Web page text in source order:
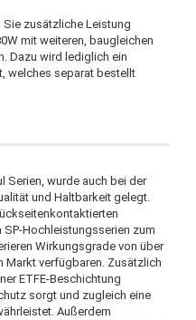
zusätzliche Leistung
mit weiteren, baugleichen
Dazu wird lediglich ein
welches separat bestellt
Serien, wurde auch bei der
und Haltbarkeit gelegt.
SP-Hochleistungsserien zum
Wirkungsgrade von über
Markt verfügbaren. Zusätzlich
ETFE-Beschichtung
sorgt und zugleich eine
Außerdem